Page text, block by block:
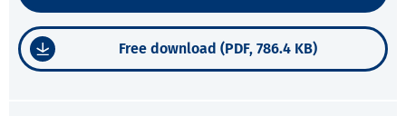
Free download (PDF, 786.4 KB)